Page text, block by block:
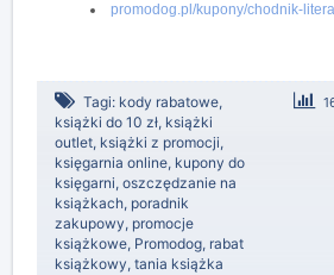
promodog.pl/kupony/chodnik-
Tagi: kody rabatowe,
książki do 10 zł, książki
outlet, książki z promocji,
księgarnia online, kupony do
księgarni, oszczędzanie na
książkach, poradnik
zakupowy, promocje
książkowe, Promodog, rabat
książkowy, tania książka